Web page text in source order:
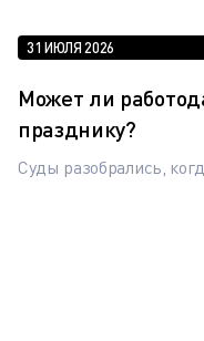
31 ИЮЛЯ 2026
Может ли
празднику?
Суды разобрались,